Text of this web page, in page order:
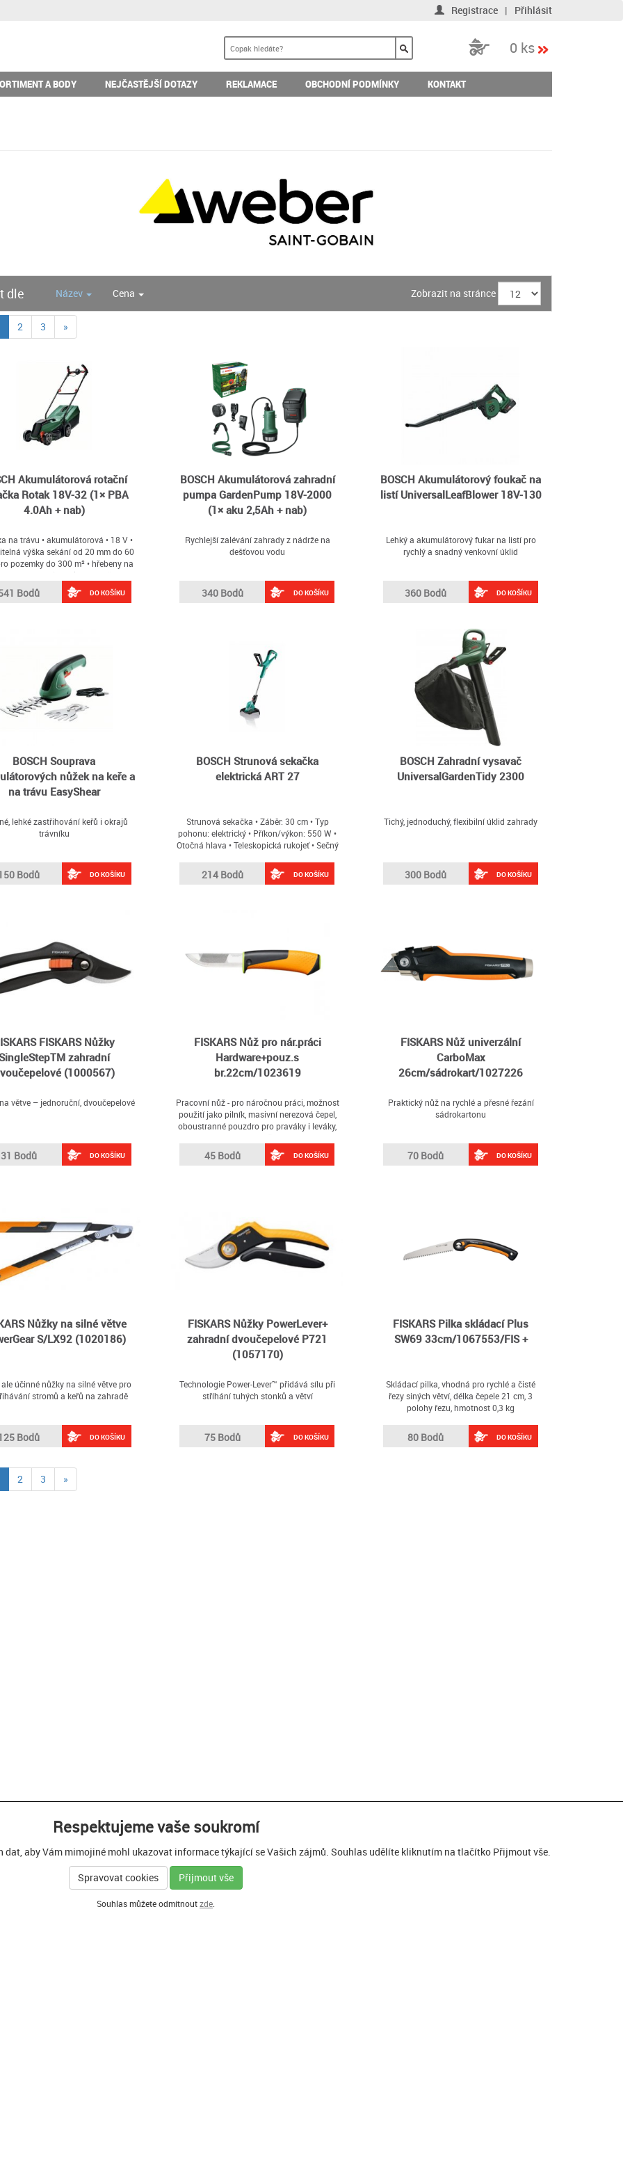
Registrace | Přihlásit
0 ks
A BODY NEJČASTĚJŠÍ DOTAZY REKLAMACE OBCHODNÍ PODMÍNKY KONTAKT
dle Název Cena Zobrazit na stránce
(current)
2 3 »
Akumulátorová rotační
Rotak 18V-32 (1× PBA
4.0Ah + nab)
na trávu • akumulátorová • 18 V •
výška sekání od 20 mm do 60
pozemky do 300 m² • hřebeny na
• 18V akumulátor (není součástí
• sklopná rukojeť • hmotnost
sekačky: 8,8 kg
Bodů DO KOŠÍKU
BOSCH Akumulátorová zahradní
pumpa GardenPump 18V-2000
(1× aku 2,5Ah + nab)
Rychlejší zalévání zahrady z nádrže na
dešťovou vodu
340 Bodů DO KOŠÍKU
BOSCH Akumulátorový foukač na
listí UniversalLeafBlower 18V-130
Lehký a akumulátorový fukar na listí pro
rychlý a snadný venkovní úklid
360 Bodů DO KOŠÍKU
BOSCH Souprava
nůžek na keře a
na trávu EasyShear
lehké zastřihování keřů i okrajů
trávníku
Bodů DO KOŠÍKU
BOSCH Strunová sekačka
elektrická ART 27
Strunová sekačka • Záběr: 30 cm • Typ
pohonu: elektrický • Příkon/výkon: 550 W •
Otočná hlava • Teleskopická rukojeť • Sečný
hobby • Typ elektromotoru: uhlíkový
214 Bodů DO KOŠÍKU
BOSCH Zahradní vysavač
UniversalGardenTidy 2300
Tichý, jednoduchý, flexibilní úklid zahrady
300 Bodů DO KOŠÍKU
FISKARS Nůžky
zahradní
(1000567)
větve – jednoruční, dvoučepelové
31 Bodů DO KOŠÍKU
FISKARS Nůž pro nár.práci
Hardware+pouz.s
br.22cm/1023619
Pracovní nůž - pro náročnou práci, možnost
použití jako pilník, masivní nerezová čepel,
oboustranné pouzdro pro praváky i leváky,
rukojeť, vršek odolný vůči nárazům, šířka 40
mm, délka 219 mm, záruka 5 let
45 Bodů DO KOŠÍKU
FISKARS Nůž univerzální
CarboMax
26cm/sádrokart/1027226
Praktický nůž na rychlé a přesné řezání
sádrokartonu
70 Bodů DO KOŠÍKU
Nůžky na silné větve
S/LX92 (1020186)
účinné nůžky na silné větve pro
stromů a keřů na zahradě
Bodů DO KOŠÍKU
FISKARS Nůžky PowerLever+
zahradní dvoučepelové P721
(1057170)
Technologie Power-Lever™ přidává sílu při
stříhání tuhých stonků a větví
75 Bodů DO KOŠÍKU
FISKARS Pilka skládací Plus
SW69 33cm/1067553/FIS +
Skládací pilka, vhodná pro rychlé a čisté
řezy siných větví, délka čepele 21 cm, 3
polohy řezu, hmotnost 0,3 kg
80 Bodů DO KOŠÍKU
(current)
2 3 »
Respektujeme vaše soukromí
dat, aby Vám mimojiné mohl ukazovat informace týkající se Vašich zájmů. Souhlas udělíte kliknutím na tlačítko Přijmout vše.
Spravovat cookies
Přijmout vše
Souhlas můžete odmítnoutzde